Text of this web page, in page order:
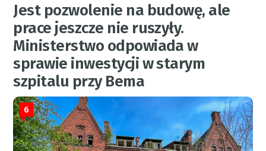
Jest pozwolenie na budowę, ale
prace jeszcze nie ruszyły.
Ministerstwo odpowiada w
sprawie inwestycji w starym
szpitalu przy Bema
6